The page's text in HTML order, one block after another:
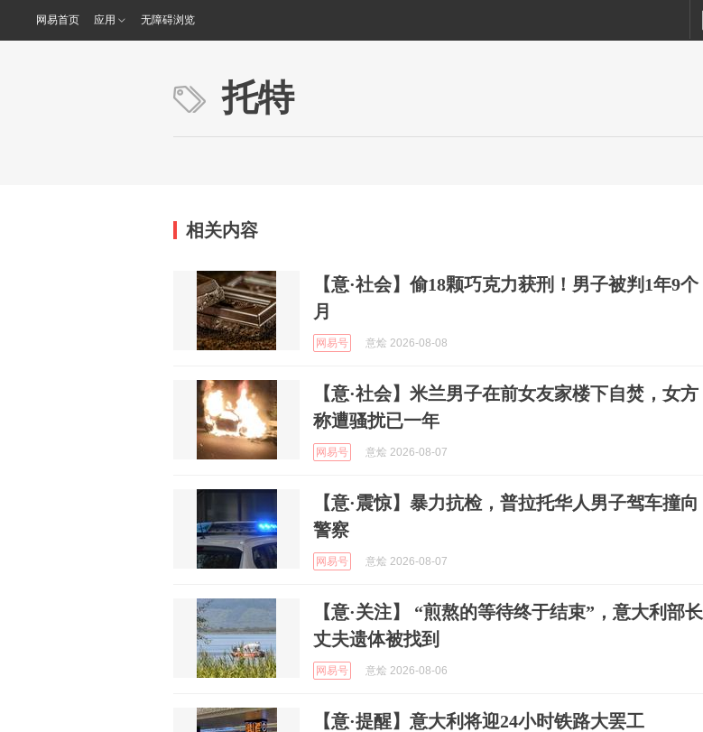
网易首页 应用 无障碍浏览
托特
相关内容
【意·社会】偷18颗巧克力获刑！男子被判1年9个
月
网易号 意烩 2026-08-08
【意·社会】米兰男子在前女友家楼下自焚，女方
称遭骚扰已一年
网易号 意烩 2026-08-07
【意·震惊】暴力抗检，普拉托华人男子驾车撞向
警察
网易号 意烩 2026-08-07
【意·关注】 “煎熬的等待终于结束”，意大利部长
丈夫遗体被找到
网易号 意烩 2026-08-06
【意·提醒】意大利将迎24小时铁路大罢工